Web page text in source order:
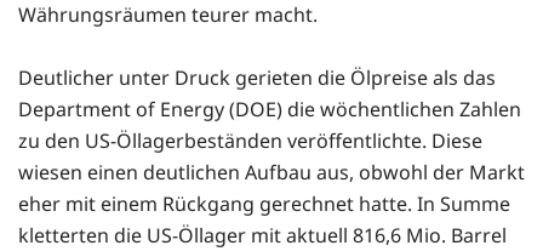
Währungsräumen teurer macht.
Deutlicher unter Druck gerieten die Ölpreise als das
Department of Energy (DOE) die wöchentlichen Zahlen
zu den US-Öllagerbeständen veröffentlichte. Diese
wiesen einen deutlichen Aufbau aus, obwohl der Markt
eher mit einem Rückgang gerechnet hatte. In Summe
kletterten die US-Öllager mit aktuell 816,6 Mio. Barrel